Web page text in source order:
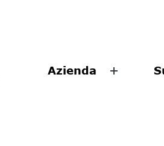
Azienda